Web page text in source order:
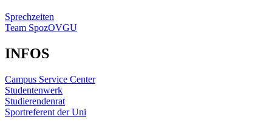
Sprechzeiten
Team SpozOVGU
INFOS
Campus Service Center
Studentenwerk
Studierendenrat
Sportreferent der Uni